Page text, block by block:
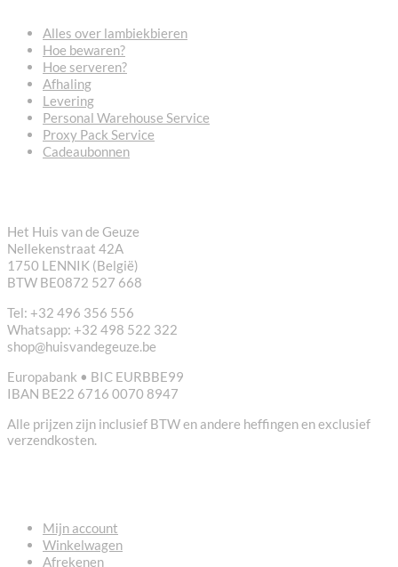
Alles over lambiekbieren
Hoe bewaren?
Hoe serveren?
Afhaling
Levering
Personal Warehouse Service
Proxy Pack Service
Cadeaubonnen
Het Huis van de Geuze
Nellekenstraat 42A
1750 LENNIK (België)
BTW BE0872 527 668
Tel: +32 496 356 556
Whatsapp: +32 498 522 322
shop@huisvandegeuze.be
Europabank • BIC EURBBE99
IBAN BE22 6716 0070 8947
Alle prijzen zijn inclusief BTW en andere heffingen en exclusief
verzendkosten.
Mijn account
Winkelwagen
Afrekenen